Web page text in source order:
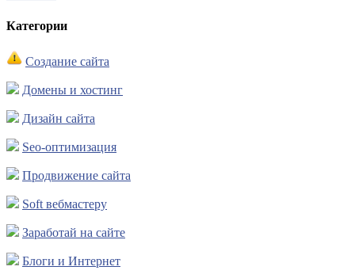
Категории
Создание сайта
Домены и хостинг
Дизайн сайта
Seo-оптимизация
Продвижение сайта
Soft вебмастеру
Заработай на сайте
Блоги и Интернет